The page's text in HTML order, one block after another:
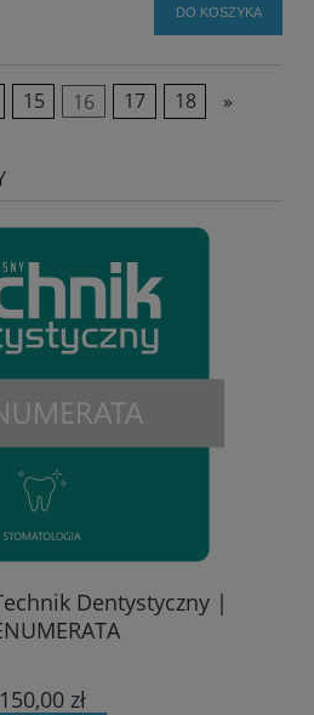
DO KOSZYKA
15 16 17 18 »
Dentystyczny |
150,00 zł